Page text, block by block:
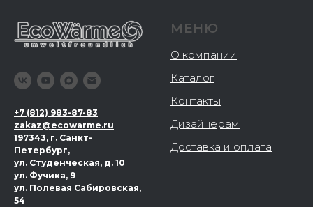
+7 (812) 983-87-83
zakaz@ecowarme.ru
197343, г. Санкт-
Петербург,
ул. Студенческая, д. 10
ул. Фучика, 9
ул. Полевая Сабировская,
54
МЕНЮ
О компании
Каталог
Контакты
Дизайнерам
Доставка и оплата